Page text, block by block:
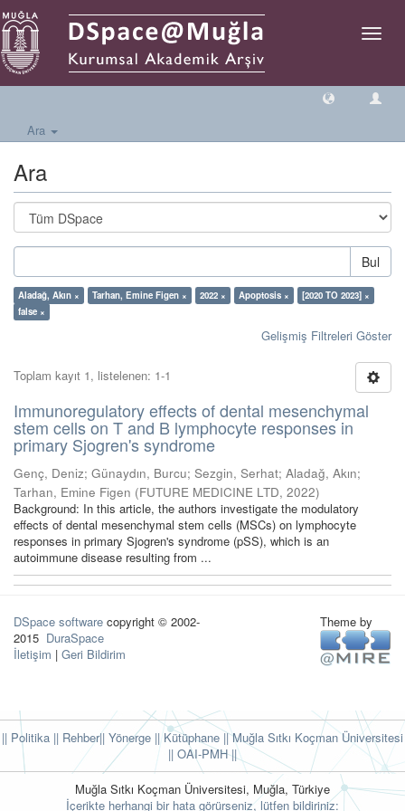
Geçiş
Ara
Ara
Bul
Aladağ, Akın × Tarhan, Emine Figen × 2022 × Apoptosis ×
[2020 TO 2023] ×
false ×
Gelişmiş Filtreleri Göster
Toplam kayıt 1, listelenen: 1-1
Immunoregulatory effects of dental mesenchymal
stem cells on T and B lymphocyte responses in
primary Sjogren's syndrome
Genç, Deniz; Günaydın, Burcu; Sezgin, Serhat; Aladağ, Akın;
Tarhan, Emine Figen (FUTURE MEDICINE LTD, 2022)
Background: In this article, the authors investigate the modulatory
effects of dental mesenchymal stem cells (MSCs) on lymphocyte
responses in primary Sjogren's syndrome (pSS), which is an
autoimmune disease resulting from ...
DSpace software copyright © 2002-
2015 DuraSpace
İletişim | Geri Bildirim
Theme by
|| Politika || Rehber|| Yönerge || Kütüphane || Muğla Sıtkı Koçman Üniversitesi
|| OAI-PMH ||
Muğla Sıtkı Koçman Üniversitesi, Muğla, Türkiye
İçerikte herhangi bir hata görürseniz, lütfen bildiriniz: